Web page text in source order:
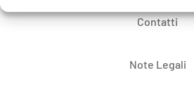
Contatti
Note Legali